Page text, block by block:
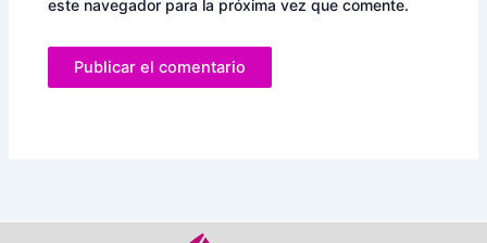
este navegador para la próxima vez que comente.